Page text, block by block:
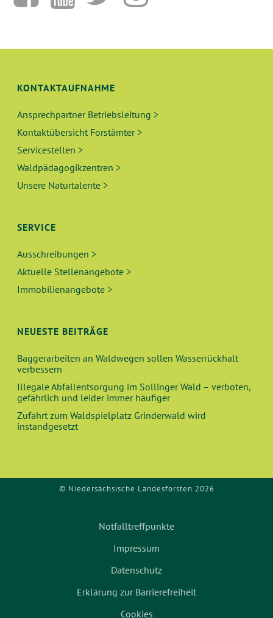
KONTAKTAUFNAHME
Ansprechpartner Betriebsleitung >
Kontaktübersicht Forstämter >
Servicestellen >
Waldpädagogikzentren >
Unsere Naturtalente >
SERVICE
Ausschreibungen >
Aktuelle Stellenangebote >
Immobilienangebote >
NEUESTE BEITRÄGE
Baggerarbeiten an Waldwegen sollen Wasserrückhalt
verbessern
Illegale Abfallentsorgung im Sollinger Wald – verboten,
gefährlich und leider immer häufiger
Zufahrt zum Waldspielplatz Grinderwald wird
instandgesetzt
© Niedersächsische Landesforsten 2026
Notfalltreffpunkte
Impressum
Datenschutz
Erklärung zur Barrierefreiheit
Cookies